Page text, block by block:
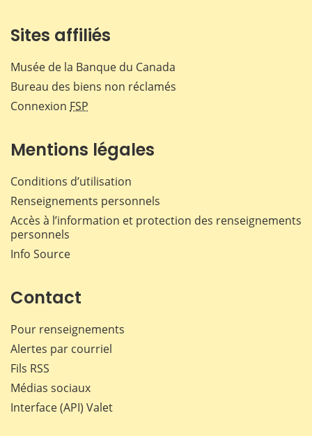
Sites affiliés
Musée de la Banque du Canada
Bureau des biens non réclamés
Connexion FSP
Mentions légales
Conditions d’utilisation
Renseignements personnels
Accès à l’information et protection des renseignements
personnels
Info Source
Contact
Pour renseignements
Alertes par courriel
Fils RSS
Médias sociaux
Interface (API) Valet